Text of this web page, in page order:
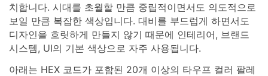
치합니다. 시대를 초월할 만큼 중립적이면서도 의도적으로
보일 만큼 복잡한 색상입니다. 대비를 부드럽게 하면서도
디자인을 흐릿하게 만들지 않기 때문에 인테리어, 브랜드
시스템, UI의 기본 색상으로 자주 사용됩니다.
아래는 HEX 코드가 포함된 20개 이상의 타우프 컬러 팔레